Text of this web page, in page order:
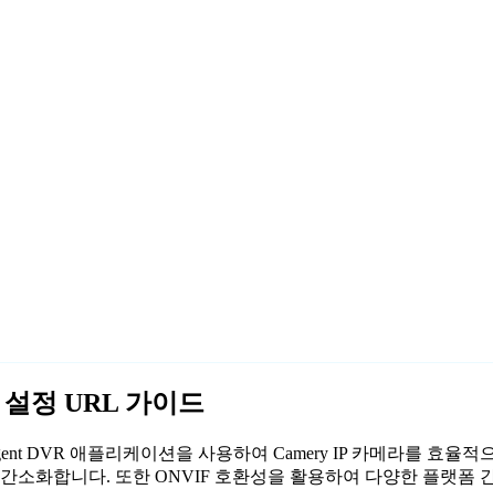
정 URL 가이드
DVR 애플리케이션을 사용하여 Camery IP 카메라를 효율
소화합니다. 또한 ONVIF 호환성을 활용하여 다양한 플랫폼